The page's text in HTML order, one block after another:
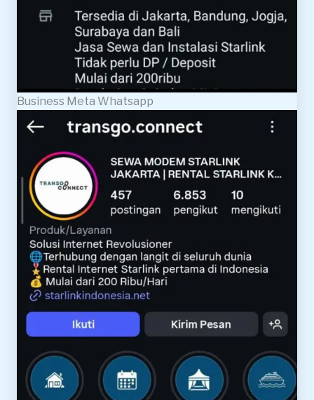
Business Meta Whatsapp